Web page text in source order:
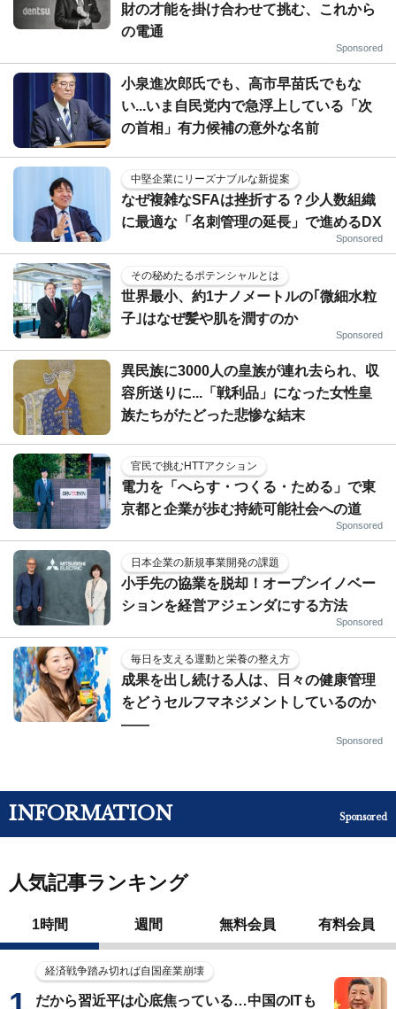
財の才能を掛け合わせて挑む、これから
の電通
Sponsored
小泉進次郎氏でも、高市早苗氏でもな
い...いま自民党内で急浮上している「次
の首相」有力候補の意外な名前
中堅企業にリーズナブルな新提案
なぜ複雑なSFAは挫折する？少人数組織
に最適な「名刺管理の延長」で進めるDX
Sponsored
その秘めたるポテンシャルとは
世界最小、約1ナノメートルの｢微細水粒
子｣はなぜ髪や肌を潤すのか
Sponsored
異民族に3000人の皇族が連れ去られ、収
容所送りに...「戦利品」になった女性皇
族たちがたどった悲惨な結末
官民で挑むHTTアクション
電力を「へらす・つくる・ためる」で東
京都と企業が歩む持続可能社会への道
Sponsored
日本企業の新規事業開発の課題
小手先の協業を脱却！オープンイノベー
ションを経営アジェンダにする方法
Sponsored
毎日を支える運動と栄養の整え方
成果を出し続ける人は、日々の健康管理
をどうセルフマネジメントしているのか
——
Sponsored
INFORMATION Sponsored
人気記事ランキング
1時間 週間 無料会員 有料会員
経済戦争踏み切れば自国産業崩壊
だから習近平は心底焦っている…中国のITも